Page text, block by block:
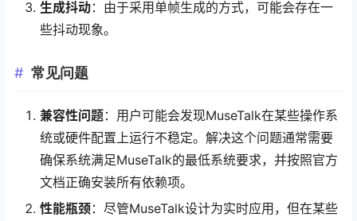
生成抖动：由于采用单帧生成的方式，可能会存在一
些抖动现象。
常见问题
兼容性问题：用户可能会发现MuseTalk在某些操作系
统或硬件配置上运行不稳定。解决这个问题通常需要
确保系统满足MuseTalk的最低系统要求，并按照官方
文档正确安装所有依赖项。
性能瓶颈：尽管MuseTalk设计为实时应用，但在某些